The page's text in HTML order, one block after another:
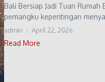
Bali Bersiap Jadi Tuan
pemangku kepentingan
admin April 22, 2026
Read More